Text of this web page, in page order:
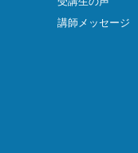
講師メッセージ